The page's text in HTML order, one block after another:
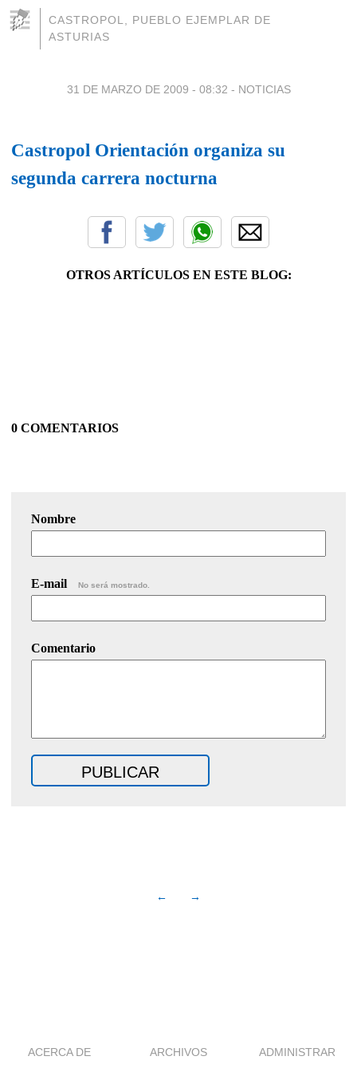
CASTROPOL, PUEBLO EJEMPLAR DE
ASTURIAS
31 DE MARZO DE 2009 - 08:32 - NOTICIAS
Castropol Orientación organiza su
segunda carrera nocturna
OTROS ARTÍCULOS EN ESTE BLOG:
0 COMENTARIOS
Nombre
E-mail No será mostrado.
Comentario
← →
ACERCA DE ARCHIVOS ADMINISTRAR